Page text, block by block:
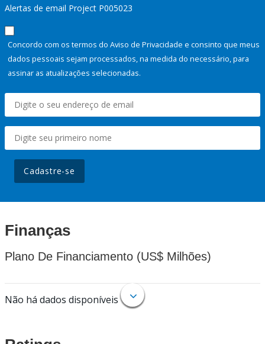
Alertas de email Project P005023
Concordo com os termos do Aviso de Privacidade e consinto que meus
dados pessoais sejam processados, na medida do necessário, para
assinar as atualizações selecionadas.
Cadastre-se
Finanças
Plano De Financiamento (US$ Milhões)
Não há dados disponíveis